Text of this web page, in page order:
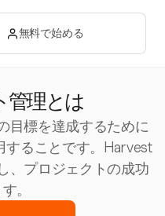
無料で始める
管理とは
目標を達成するために
することです。Harvest
、プロジェクトの成功
。